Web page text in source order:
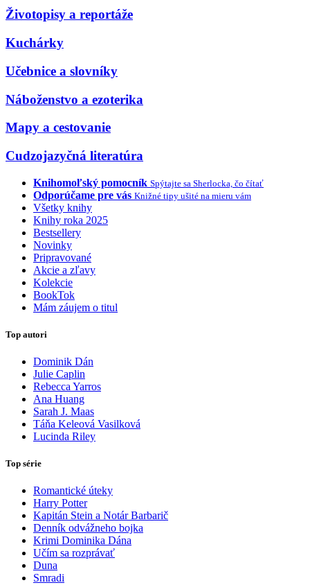
Životopisy a reportáže
Kuchárky
Učebnice a slovníky
Náboženstvo a ezoterika
Mapy a cestovanie
Cudzojazyčná literatúra
Knihomoľský pomocník Spýtajte sa Sherlocka, čo čítať
Odporúčame pre vás Knižné tipy ušité na mieru vám
Všetky knihy
Knihy roka 2025
Bestsellery
Novinky
Pripravované
Akcie a zľavy
Kolekcie
BookTok
Mám záujem o titul
Top autori
Dominik Dán
Julie Caplin
Rebecca Yarros
Ana Huang
Sarah J. Maas
Táňa Keleová Vasilková
Lucinda Riley
Top série
Romantické úteky
Harry Potter
Kapitán Stein a Notár Barbarič
Denník odvážneho bojka
Krimi Dominika Dána
Učím sa rozprávať
Duna
Smradi